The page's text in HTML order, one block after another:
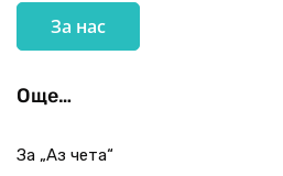
За нас
Още…
За „Аз чета“